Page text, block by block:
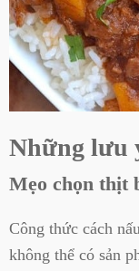
Những lưu
Mẹo chọn thịt
Công thức cách
không thể có sản